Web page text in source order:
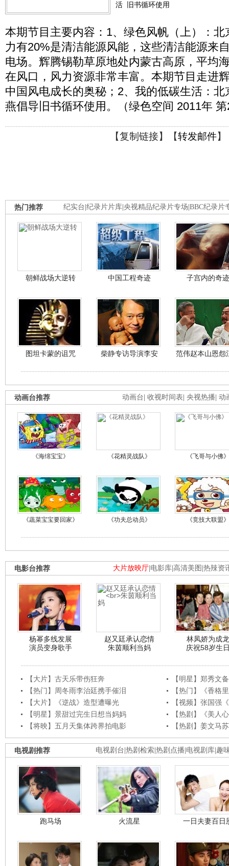
活
旧书循环使用
本期节目主要内容：1、绿色风帆（上）：
力有20%是清洁能源风能，这些清洁能源来
电场。辉腾锡勒草原地处内蒙古高原，平均
在风口，风力资源非常丰富。本期节目走进
中国风电成长的奥秘；2、我的低碳生活：
燕倡导旧书循环使用。（绿色空间 2011年
【复制链接】【转发邮件】
纪实台 纪录片片库 央视精品纪录片专场 BBC纪录片
热门推荐
朝鲜战场大逆转 中国工程奇迹 子宫内的奇迹
图坦卡蒙的诅咒 柴静专访导演李安 范伟赵本山恩怨
动画台 收视时间表 央视热播 动
动画台推荐
《海绵宝宝》 《花精灵战队》 《飞哥与小佛》
《蔬菜宝宝要回家》 《功夫总动员》 《竞技大联盟》
大片放映厅 电影库 高清美图 热辣资
电影台推荐
杨幂多线发展
演员变身歌手
赵又廷承认恋情
朱茵顺利当妈
林凤娇为成龙
庆祝58岁生
【大片】古天乐带伤狂奔
【明星】郑秀文
【热门】周冬雨李治廷携手催泪
【热门】《香格
【大片】《逆战》造型遭曝光
【视频】张国强
【明星】景甜过完生日想当妈妈
【热剧】《美人
【将映】五月天集体跨界拍电影
【热剧】姜文马
电视剧台 热剧检索 热剧点播 电视剧库 趣
电视剧推荐
跑马场 火流星 一日夫妻百日